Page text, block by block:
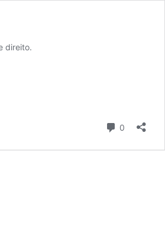
direito.
0